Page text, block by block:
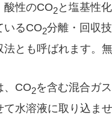
酸性のCO2と塩基性
いるCO2分離・回収
とも呼ばれます。
、CO2を含む混合ガ
て水溶液に取り込ま